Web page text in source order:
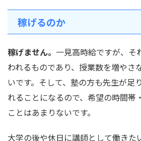
稼げるのか
稼げません。 一見高時給ですが、そ
われるものであり、授業数を増やさ
いです。そして、塾の方も先生が足
れることになるので、希望の時間帯
ことはあまりないです。
大学の後や休日に講師として働きた